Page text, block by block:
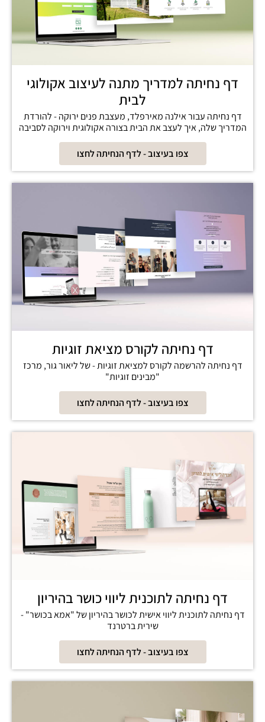
דף נחיתה למדריך מתנה לעיצוב אקולוגי
לבית
דף נחיתה עבור אילנה מאירפלד, מעצבת פנים ירוקה - להורדת
המדריך שלה, איך לעצב את הבית בצורה אקולוגית וירוקה לסביבה
צפו בעיצוב - לדף הנחיתה לחצו
דף נחיתה לקורס מציאת זוגיות
דף נחיתה להרשמה לקורס למציאת זוגיות - של ליאור גור, מרכז
"מבינים זוגיות"
צפו בעיצוב - לדף הנחיתה לחצו
דף נחיתה לתוכנית ליווי כושר בהיריון
דף נחיתה לתוכנית ליווי אישית לכושר בהיריון של "אמא בכושר" -
שירית ברטרנד
צפו בעיצוב - לדף הנחיתה לחצו